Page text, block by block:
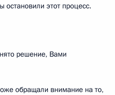
остановили этот процесс.
решение, Вами
обращали внимание на то,